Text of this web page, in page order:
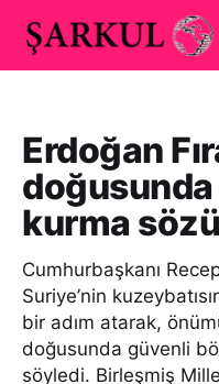
Erdoğan
kurma
Cumhurbaşkanı
Suriye’nin
bir adım atarak,
doğusunda güvenli
söyledi. Birleşmiş